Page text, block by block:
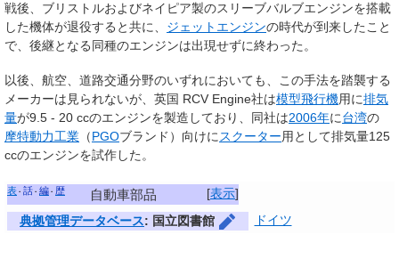
戦後、ブリストルおよびネイピア製のスリーブバルブエンジンを搭載
した機体が退役すると共に、 ジェットエンジンの時代が到来したこと
で、後継となる同種のエンジンは出現せずに終わった。
以後、航空、道路交通分野のいずれにおいても、この手法を踏襲する
メーカーは見られないが、英国 RCV Engine社は模型飛行機用に排気
量が9.5 - 20 ccのエンジンを製造しており、同社は2006年に台湾の
摩特動力工業 （PGOブランド）向けにスクーター用として排気量125
ccのエンジンを試作した。
[表示]
表 話 編 歴 自動車部品
典拠管理データベース: 国立図書館 ドイツ